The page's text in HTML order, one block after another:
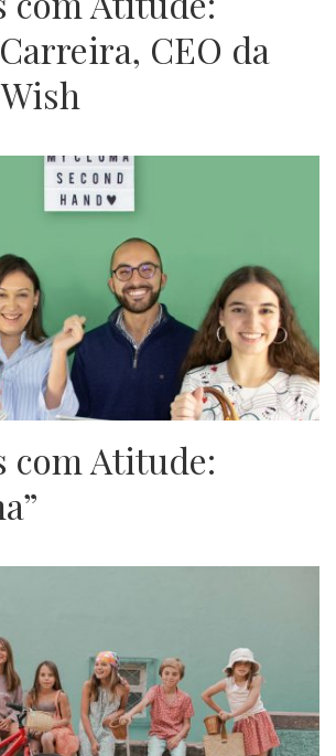
CEO da
com Atitude: